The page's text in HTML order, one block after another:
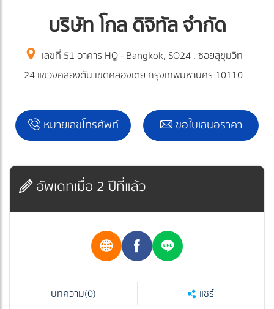
บริษัท โกล ดิจิทัล จำกัด
เลขที่ 51 อาคาร HQ - Bangkok, SO24 , ซอยสุขุมวิท
24 แขวงคลองตัน เขตคลองเตย กรุงเทพมหานคร 10110
หมายเลขโทรศัพท์ ขอใบเสนอราคา
อัพเดทเมื่อ 2 ปีที่แล้ว
บทความ(0) แชร์